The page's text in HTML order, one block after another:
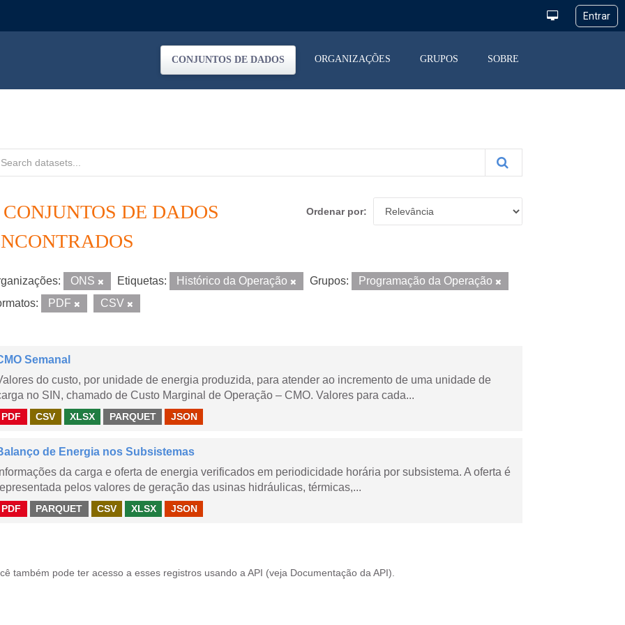
CONJUNTOS DE DADOS ORGANIZAÇÕES GRUPOS SOBRE
Ordenar por
CONJUNTOS DE DADOS
ONS Etiquetas: Histórico da Operação Grupos:
Programação da Operação
PDF CSV
Semanal
do custo, por unidade de energia produzida, para atender ao incremento de uma unidade de
no SIN, chamado de Custo Marginal de Operação – CMO. Valores para cada...
PDF CSV XLSX PARQUET JSON
de Energia nos Subsistemas
Informações da carga e oferta de energia verificados em periodicidade horária por subsistema. A oferta é
pelos valores de geração das usinas hidráulicas, térmicas,...
PDF PARQUET CSV XLSX JSON
também pode ter acesso a esses registros usando a API (veja Documentação da API ).